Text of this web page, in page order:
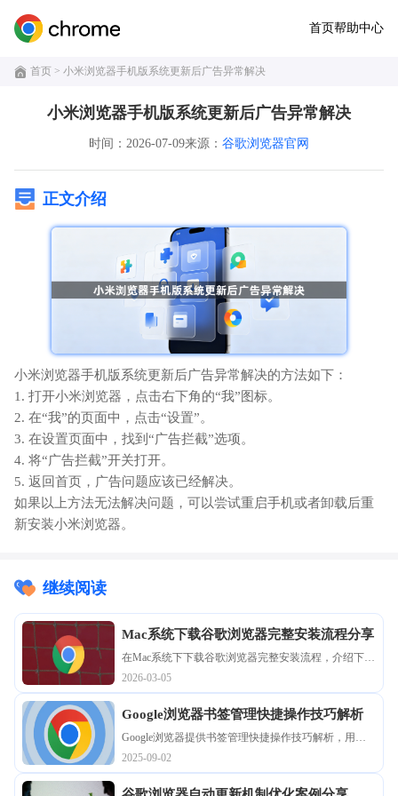
首页帮助中心
首页 > 小米浏览器手机版系统更新后广告异常解决
小米浏览器手机版系统更新后广告异常解决
时间：2026-07-09来源： 谷歌浏览器官网
正文介绍
小米浏览器手机版系统更新后广告异常解决的方法如下：
1. 打开小米浏览器，点击右下角的“我”图标。
2. 在“我”的页面中，点击“设置”。
3. 在设置页面中，找到“广告拦截”选项。
4. 将“广告拦截”开关打开。
5. 返回首页，广告问题应该已经解决。
如果以上方法无法解决问题，可以尝试重启手机或者卸载后重
新安装小米浏览器。
继续阅读
Mac系统下载谷歌浏览器完整安装流程分享
在Mac系统下下载谷歌浏览器完整安装流程，介绍下载
安装包获取、执行及配置步骤，帮助用户高效完成安
装并顺利使用浏览器。
2026-03-05
Google浏览器书签管理快捷操作技巧解析
Google浏览器提供书签管理快捷操作技巧解析，用户
可以高效整理和查找收藏网页。通过掌握操作方法，
用户能够提升收藏管理效率，提高访问便捷性，同时
优化浏览器操作体验。
2025-09-02